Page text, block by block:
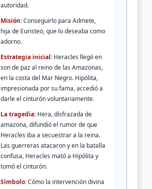
autoridad.
Misión:Conseguirlo para Admete,
hija de Euristeo, que lo deseaba como
adorno.
Estrategia inicial: Heracles llegó en
son de paz al reino de las Amazonas,
en la costa del Mar Negro. Hipólita,
impresionada por su fama, accedió a
darle el cinturón voluntariamente.
La tragedia: Hera, disfrazada de
amazona, difundió el rumor de que
Heracles iba a secuestrar a la reina.
Las guerreras atacaron y en la batalla
confusa, Heracles mató a Hipólita y
tomó el cinturón.
Símbolo:Cómo la intervención divina